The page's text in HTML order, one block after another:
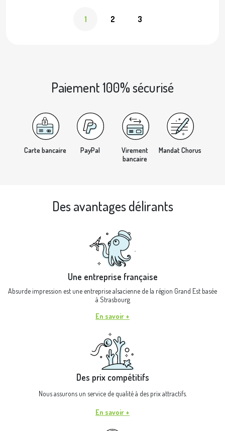
1 2 3
Paiement 100% sécurisé
Carte bancaire PayPal
Virement
bancaire
Mandat Chorus
Des avantages délirants
Une entreprise française
Absurde impression est une entreprise alsacienne de la région Grand Est basée
à Strasbourg
En savoir +
Des prix compétitifs
Nous assurons un service de qualité à des prix attractifs.
En savoir +